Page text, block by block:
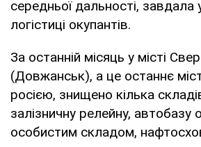
середньої дальності, завдала
логістиці окупантів.
За останній місяць у місті
(Довжанськ), а це останнє
росією, знищено кілька
залізничну релейну, автобазу
особистим складом,